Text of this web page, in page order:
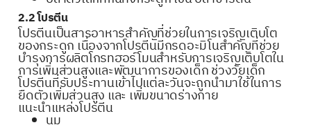
2.2 โปรตีน
โปรตีนเป็นสารอาหารสำคัญที่ช่วยในการเจริญเติบโต
ของกระดูก เนื่องจากโปรตีนมีกรดอะมิโนสำคัญที่ช่วย
บำรุงการผลิตโกรทฮอร์โมนสำหรับการเจริญเติบโตใน
การเพิ่มส่วนสูงและพัฒนาการของเด็ก ช่วงวัยเด็ก
โปรตีนที่รับประทานเข้าไปแต่ละวันจะถูกนำมาใช้ในการ
ยืดตัวเพิ่มส่วนสูง และ เพิ่มขนาดร่างกาย
แนะนำแหล่งโปรตีน